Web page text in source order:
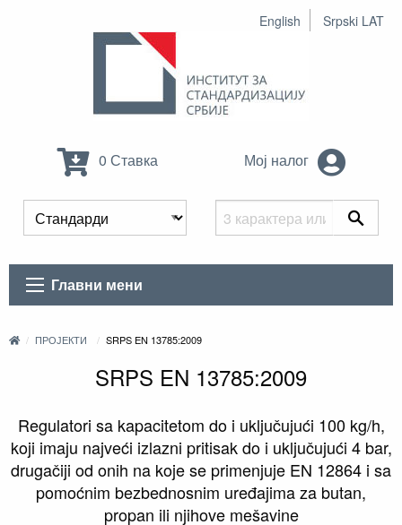
English Srpski LAT
0 Ставка Мој налог
Главни мени
ПРОЈЕКТИ SRPS EN 13785:2009
SRPS EN 13785:2009
Regulatori sa kapacitetom do i uključujući 100 kg/h,
koji imaju najveći izlazni pritisak do i uključujući 4 bar,
drugačiji od onih na koje se primenjuje EN 12864 i sa
pomoćnim bezbednosnim uređajima za butan,
propan ili njihove mešavine